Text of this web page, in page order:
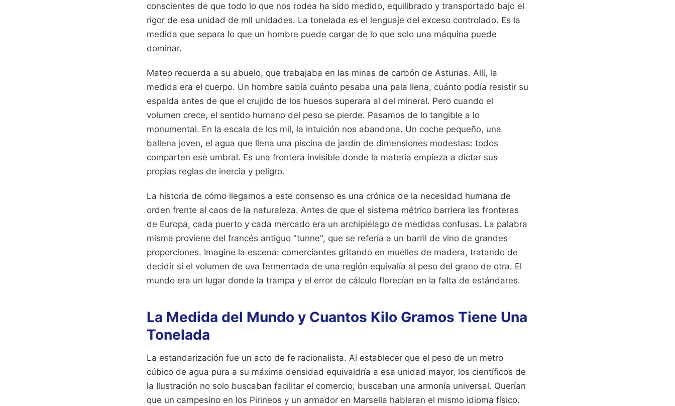
conscientes de que todo lo que nos rodea ha sido medido, equilibrado y transportado bajo el
rigor de esa unidad de mil unidades. La tonelada es el lenguaje del exceso controlado. Es la
medida que separa lo que un hombre puede cargar de lo que solo una máquina puede
dominar.
Mateo recuerda a su abuelo, que trabajaba en las minas de carbón de Asturias. Allí, la
medida era el cuerpo. Un hombre sabía cuánto pesaba una pala llena, cuánto podía resistir su
espalda antes de que el crujido de los huesos superara al del mineral. Pero cuando el
volumen crece, el sentido humano del peso se pierde. Pasamos de lo tangible a lo
monumental. En la escala de los mil, la intuición nos abandona. Un coche pequeño, una
ballena joven, el agua que llena una piscina de jardín de dimensiones modestas: todos
comparten ese umbral. Es una frontera invisible donde la materia empieza a dictar sus
propias reglas de inercia y peligro.
La historia de cómo llegamos a este consenso es una crónica de la necesidad humana de
orden frente al caos de la naturaleza. Antes de que el sistema métrico barriera las fronteras
de Europa, cada puerto y cada mercado era un archipiélago de medidas confusas. La palabra
misma proviene del francés antiguo "tunne", que se refería a un barril de vino de grandes
proporciones. Imagine la escena: comerciantes gritando en muelles de madera, tratando de
decidir si el volumen de uva fermentada de una región equivalía al peso del grano de otra. El
mundo era un lugar donde la trampa y el error de cálculo florecían en la falta de estándares.
La Medida del Mundo y Cuantos Kilo Gramos Tiene Una
Tonelada
La estandarización fue un acto de fe racionalista. Al establecer que el peso de un metro
cúbico de agua pura a su máxima densidad equivaldría a esa unidad mayor, los científicos de
la Ilustración no solo buscaban facilitar el comercio; buscaban una armonía universal. Querían
que un campesino en los Pirineos y un armador en Marsella hablaran el mismo idioma físico.